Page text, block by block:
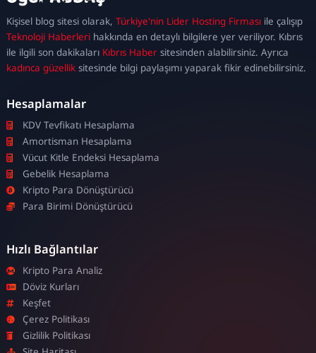
Kişisel blog sitesi olarak,Türkiye'nin Lider Hosting Firması ile çalışıp
Teknoloji Haberleri hakkında en detaylı bilgilere yer veriliyor. Kıbrıs
ile ilgili son dakikaları Kıbrıs Haber sitesinden alabilirsiniz. Ayrıca
kadınca güzellik sitesinde bilgi paylaşımı yaparak fikir edinebilirsiniz.
escortmaltepe
escortataşehir
escortümraniye
escort
Hesaplamalar
KDV Tevfikatı Hesaplama
Amortisman Hesaplama
Vücut Kitle Endeksi Hesaplama
Gebelik Hesaplama
Kripto Para Dönüştürücü
Para Birimi Dönüştürücü
Hızlı Bağlantılar
Kripto Para Analiz
Döviz Kurları
Keşfet
Çerez Politikası
Gizlilik Politikası